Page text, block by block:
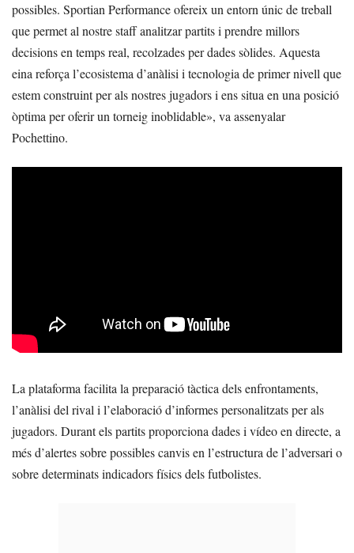
possibles. Sportian Performance ofereix un entorn únic de treball
que permet al nostre staff analitzar partits i prendre millors
decisions en temps real, recolzades per dades sòlides. Aquesta
eina reforça l’ecosistema d’anàlisi i tecnologia de primer nivell que
estem construint per als nostres jugadors i ens situa en una posició
òptima per oferir un torneig inoblidable», va assenyalar
Pochettino.
La plataforma facilita la preparació tàctica dels enfrontaments,
l’anàlisi del rival i l’elaboració d’informes personalitzats per als
jugadors. Durant els partits proporciona dades i vídeo en directe, a
més d’alertes sobre possibles canvis en l’estructura de l’adversari o
sobre determinats indicadors físics dels futbolistes.